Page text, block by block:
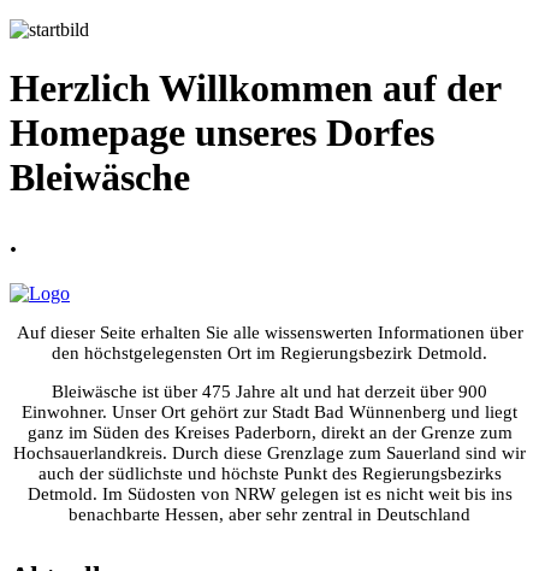
Herzlich Willkommen auf der
Homepage unseres Dorfes
Bleiwäsche
.
Auf dieser Seite erhalten Sie alle wissenswerten Informationen über
den höchstgelegensten Ort im Regierungsbezirk Detmold.
Bleiwäsche ist über 475 Jahre alt und hat derzeit über 900
Einwohner. Unser Ort gehört zur Stadt Bad Wünnenberg und liegt
ganz im Süden des Kreises Paderborn, direkt an der Grenze zum
Hochsauerlandkreis. Durch diese Grenzlage zum Sauerland sind wir
auch der südlichste und höchste Punkt des Regierungsbezirks
Detmold. Im Südosten von NRW gelegen ist es nicht weit bis ins
benachbarte Hessen, aber sehr zentral in Deutschland